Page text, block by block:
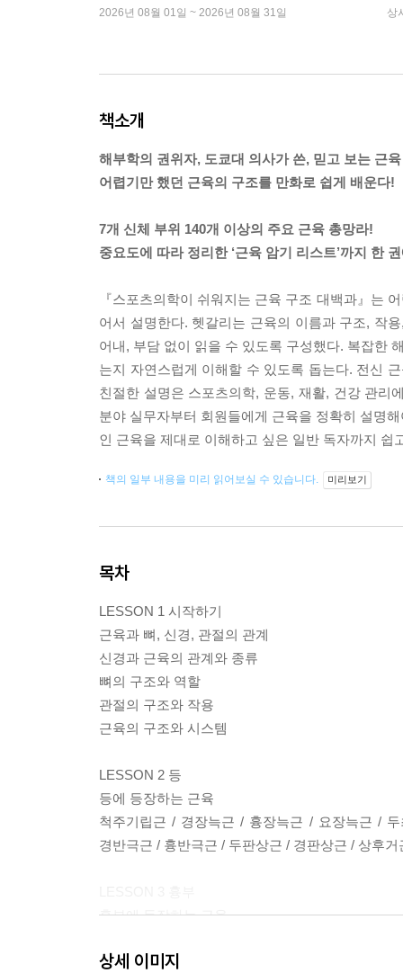
2026년 08월 01일 ~ 2026년 08월 31일 상
책소개
해부학의 권위자, 도쿄대 의사가 쓴, 믿고 보는 근
어렵기만 했던 근육의 구조를 만화로 쉽게 배운다!
7개 신체 부위 140개 이상의 주요 근육 총망라!
중요도에 따라 정리한 ‘근육 암기 리스트’까지 한
『스포츠의학이 쉬워지는 근육 구조 대백과』는
어서 설명한다. 헷갈리는 근육의 이름과 구조, 작
어내, 부담 없이 읽을 수 있도록 구성했다. 복잡한
는지 자연스럽게 이해할 수 있도록 돕는다. 전신
친절한 설명은 스포츠의학, 운동, 재활, 건강 관리
분야 실무자부터 회원들에게 근육을 정확히 설명
인 근육을 제대로 이해하고 싶은 일반 독자까지 쉽
책의 일부 내용을 미리 읽어보실 수 있습니다. 미리보기
목차
LESSON 1 시작하기
근육과 뼈, 신경, 관절의 관계
신경과 근육의 관계와 종류
뼈의 구조와 역할
관절의 구조와 작용
근육의 구조와 시스템
LESSON 2 등
등에 등장하는 근육
척주기립근 / 경장늑근 / 흉장늑근 / 요장늑근 /
경반극근 / 흉반극근 / 두판상근 / 경판상근 / 상후거
흉부에 등장하는 근육
상세 이미지